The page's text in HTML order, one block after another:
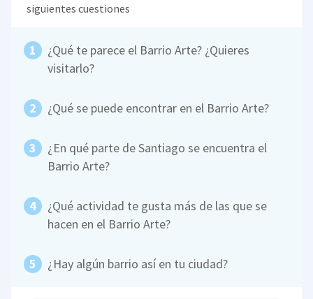
siguientes cuestiones
¿Qué te parece el Barrio Arte? ¿Quieres
visitarlo?
¿Qué se puede encontrar en el Barrio Arte?
¿En qué parte de Santiago se encuentra el
Barrio Arte?
¿Qué actividad te gusta más de las que se
hacen en el Barrio Arte?
¿Hay algún barrio así en tu ciudad?